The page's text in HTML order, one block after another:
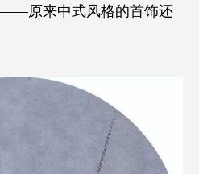
原来中式风格的首饰还